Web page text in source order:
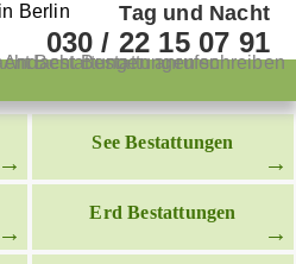
Tag und Nacht
030 / 22 15 07 91
See Bestattungen
Erd Bestattungen